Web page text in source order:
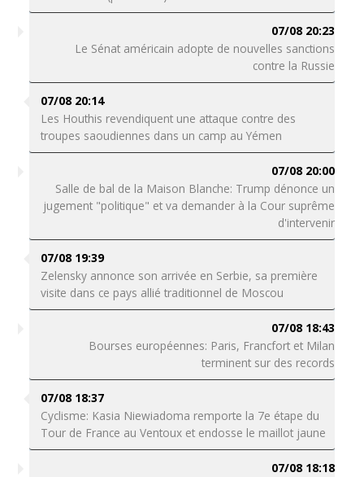
07/08 20:23
Le Sénat américain adopte de nouvelles sanctions
contre la Russie
07/08 20:14
Les Houthis revendiquent une attaque contre des
troupes saoudiennes dans un camp au Yémen
07/08 20:00
Salle de bal de la Maison Blanche: Trump dénonce un
jugement "politique" et va demander à la Cour suprême
d'intervenir
07/08 19:39
Zelensky annonce son arrivée en Serbie, sa première
visite dans ce pays allié traditionnel de Moscou
07/08 18:43
Bourses européennes: Paris, Francfort et Milan
terminent sur des records
07/08 18:37
Cyclisme: Kasia Niewiadoma remporte la 7e étape du
Tour de France au Ventoux et endosse le maillot jaune
07/08 18:18